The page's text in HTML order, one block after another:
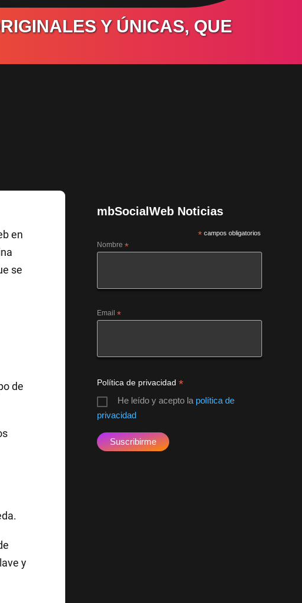
Y ÚNICAS, QUE
en
se
de
y
mbSocialWeb Noticias
* campos obligatorios
Nombre *
Email *
Política de privacidad *
He leído y acepto la política de
privacidad